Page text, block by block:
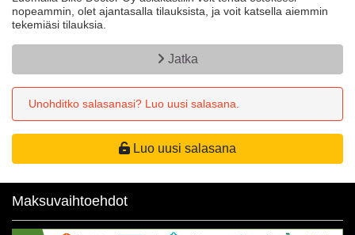
nopeammin, olet ajantasalla tilauksista, ja voit katsella aiemmin
tekemiäsi tilauksia.
Jatka
Unohditko salasanasi? Luo uusi salasana.
Luo uusi salasana
Maksuvaihtoehdot